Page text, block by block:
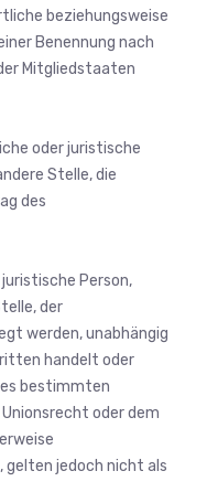
beziehungsweise
Benennung nach
Mitgliedstaaten
oder juristische
Stelle, die
des
Person,
der
werden, unabhängig
handelt oder
bestimmten
oder dem
gelten jedoch nicht als